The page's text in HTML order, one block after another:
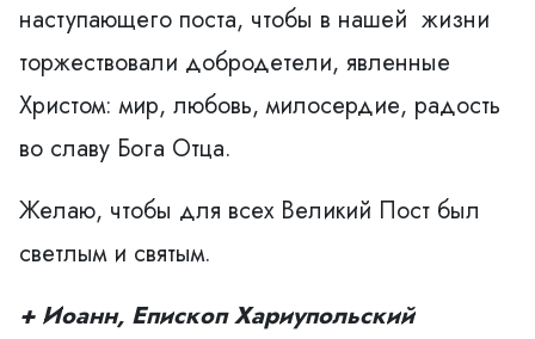
наступающего поста, чтобы в нашей жизни
торжествовали добродетели, явленные
Христом: мир, любовь, милосердие, радость
во славу Бога Отца.
Желаю, чтобы для всех Великий Пост был
светлым и святым.
+ Иоанн, Епископ Хариупольский